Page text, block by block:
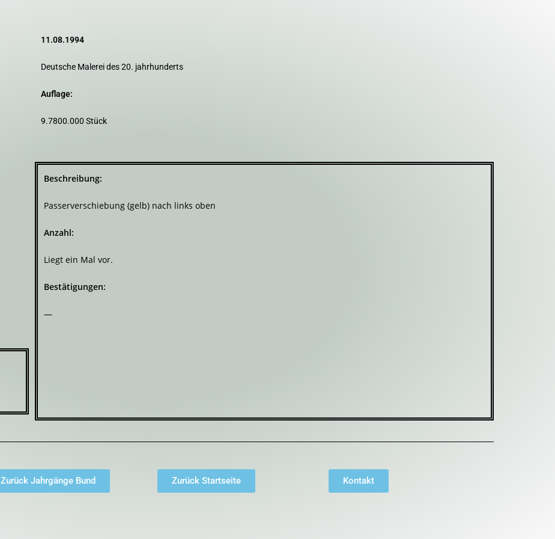
11.08.1994
Deutsche Malerei des 20. jahrhunderts
Auflage:
9.7800.000 Stück
Beschreibung:
Passerverschiebung (gelb) nach links oben
Anzahl:
Liegt ein Mal vor.
Bestätigungen:
—
Zurück Jahrgänge Bund Zurück Startseite Kontakt